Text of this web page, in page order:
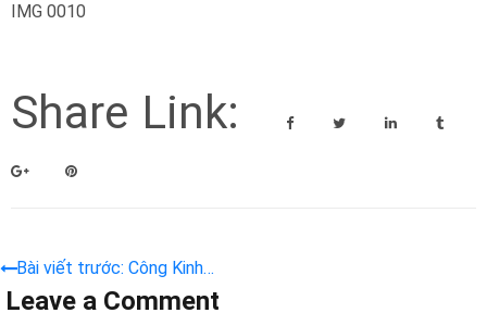
IMG 0010
Share Link:
Bài viết trước: Công Kinh
Thức Doanh Máy Gắp Thú
Leave a Comment